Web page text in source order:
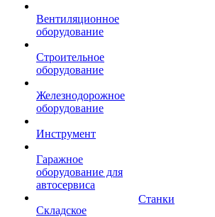
Вентиляционное
оборудование
Строительное
оборудование
Железнодорожное
оборудование
Инструмент
Гаражное
оборудование для
автосервиса
Складское
Станки